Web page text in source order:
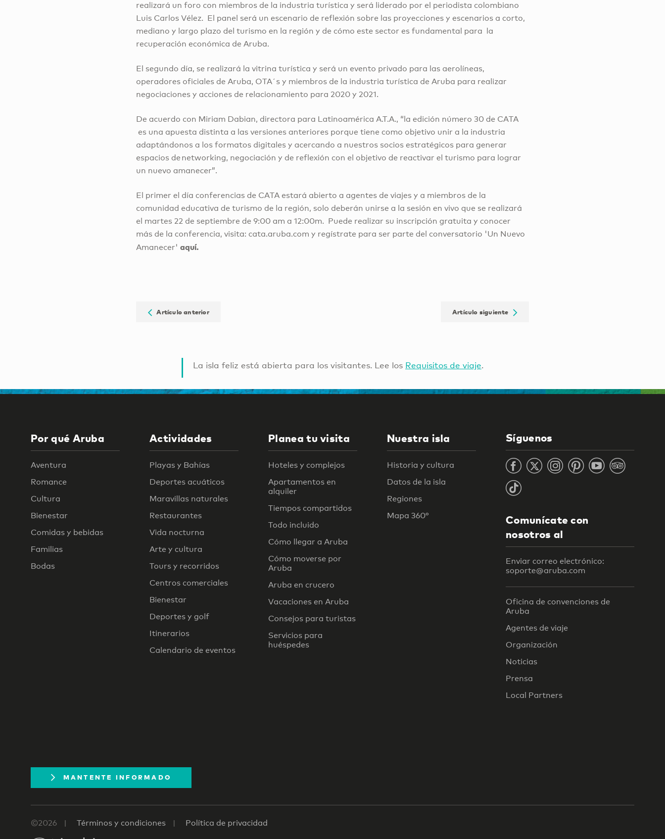
realizará un foro con miembros de la industria turística y será liderado por el periodista colombiano
Luis Carlos Vélez. El panel será un escenario de reflexión sobre las proyecciones y escenarios a corto,
mediano y largo plazo del turismo en la región y de cómo este sector es fundamental para la
recuperación económica de Aruba.
El segundo día, se realizará la vitrina turística y será un evento privado para las aerolíneas,
operadores oficiales de Aruba, OTA´s y miembros de la industria turística de Aruba para realizar
negociaciones y acciones de relacionamiento para 2020 y 2021.
De acuerdo con Miriam Dabian, directora para Latinoamérica A.T.A., “la edición número 30 de CATA
es una apuesta distinta a las versiones anteriores porque tiene como objetivo unir a la industria
adaptándonos a los formatos digitales y acercando a nuestros socios estratégicos para generar
espacios de networking, negociación y de reflexión con el objetivo de reactivar el turismo para lograr
un nuevo amanecer”.
El primer el día conferencias de CATA estará abierto a agentes de viajes y a miembros de la
comunidad educativa de turismo de la región, solo deberán unirse a la sesión en vivo que se realizará
el martes 22 de septiembre de 9:00 am a 12:00m. Puede realizar su inscripción gratuita y conocer
más de la conferencia, visita: cata.aruba.com y regístrate para ser parte del conversatorio 'Un Nuevo
Amanecer'aquí.
Artículo anterior Artículo siguiente
La isla feliz está abierta para los visitantes. Lee los Requisitos de viaje.
Por qué Aruba
Aventura
Romance
Cultura
Bienestar
Comidas y bebidas
Familias
Bodas
Actividades
Playas y Bahías
Deportes acuáticos
Maravillas naturales
Restaurantes
Vida nocturna
Arte y cultura
Tours y recorridos
Centros comerciales
Bienestar
Deportes y golf
Itinerarios
Calendario de eventos
Planea tu visita
Hoteles y complejos
Apartamentos en
alquiler
Tiempos compartidos
Todo incluido
Cómo llegar a Aruba
Cómo moverse por
Aruba
Aruba en crucero
Vacaciones en Aruba
Consejos para turistas
Servicios para
huéspedes
Nuestra isla
Historia y cultura
Datos de la isla
Regiones
Mapa 360°
Síguenos
Comunícate con
nosotros al
Enviar correo electrónico:
soporte@aruba.com
Oficina de convenciones de
Aruba
Agentes de viaje
Organización
Noticias
Prensa
Local Partners
MANTENTE INFORMADO
©2026 Términos y condiciones Política de privacidad